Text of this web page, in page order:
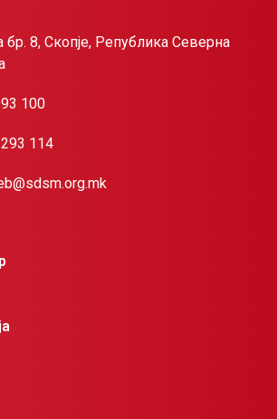
бр. 8, Скопје, Република Северна
100
114